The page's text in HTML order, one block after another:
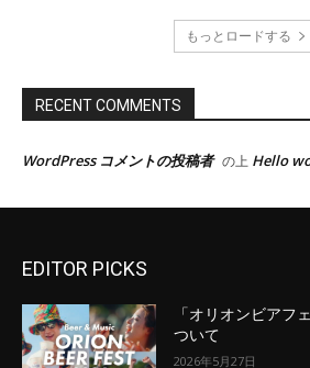
EDITOR PICKS
「オリオンビアフ
ついて
2026年5月27日